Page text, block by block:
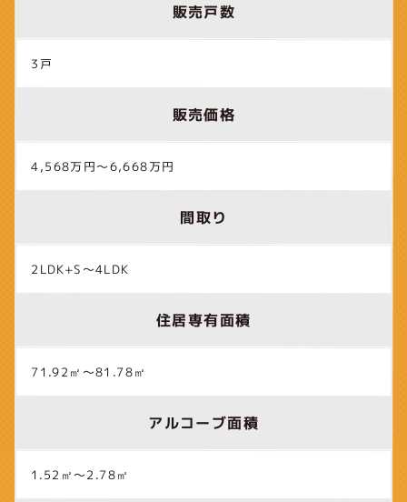
販売戸数
3戸
販売価格
4,568万円～6,668万円
間取り
2LDK+S～4LDK
住居専有面積
71.92㎡～81.78㎡
アルコーブ面積
1.52㎡～2.78㎡